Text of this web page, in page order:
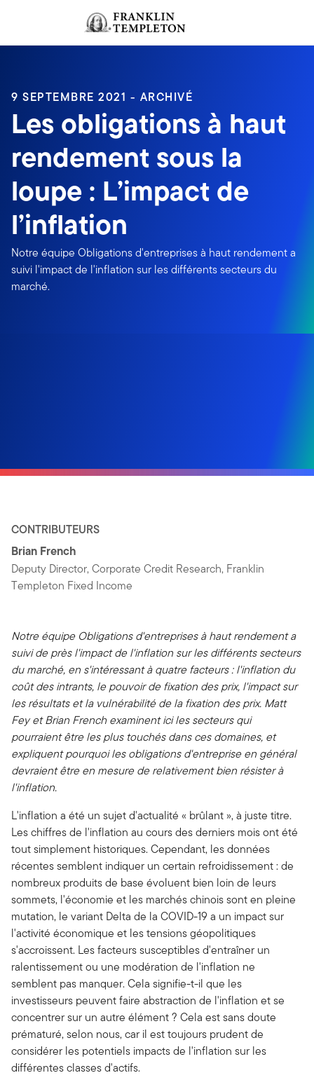
Header menu toggle
Ouverture de session
9 SEPTEMBRE 2021 - ARCHIVÉ
Les obligations à haut
rendement sous la
loupe : L’impact de
l’inflation
Notre équipe Obligations d'entreprises à haut rendement a
suivi l'impact de l'inflation sur les différents secteurs du
marché.
CONTRIBUTEURS
Brian French
Deputy Director, Corporate Credit Research, Franklin
Templeton Fixed Income
Notre équipe Obligations d'entreprises à haut rendement a
suivi de près l'impact de l'inflation sur les différents secteurs
du marché, en s'intéressant à quatre facteurs : l'inflation du
coût des intrants, le pouvoir de fixation des prix, l'impact sur
les résultats et la vulnérabilité de la fixation des prix. Matt
Fey et Brian French examinent ici les secteurs qui
pourraient être les plus touchés dans ces domaines, et
expliquent pourquoi les obligations d'entreprise en général
devraient être en mesure de relativement bien résister à
l'inflation.
L'inflation a été un sujet d'actualité « brûlant », à juste titre.
Les chiffres de l'inflation au cours des derniers mois ont été
tout simplement historiques. Cependant, les données
récentes semblent indiquer un certain refroidissement : de
nombreux produits de base évoluent bien loin de leurs
sommets, l'économie et les marchés chinois sont en pleine
mutation, le variant Delta de la COVID-19 a un impact sur
l'activité économique et les tensions géopolitiques
s'accroissent. Les facteurs susceptibles d'entraîner un
ralentissement ou une modération de l'inflation ne
semblent pas manquer. Cela signifie-t-il que les
investisseurs peuvent faire abstraction de l'inflation et se
concentrer sur un autre élément ? Cela est sans doute
prématuré, selon nous, car il est toujours prudent de
considérer les potentiels impacts de l'inflation sur les
différentes classes d'actifs.